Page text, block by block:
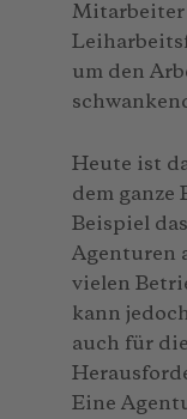
Mitarbeiter
um den
Heute ist
dem ganze
Beispiel
Agenturen
vielen
kann
auch für
Eine